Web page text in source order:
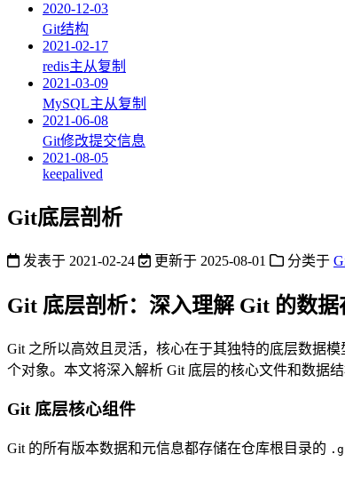
2020-12-03
Git结构
2021-02-17
redis主从复制
2021-03-09
MySQL主从复制
2021-06-08
Git修改提交信息
2021-08-05
keepalived
Git底层剖析
发表于 2021-02-24 更新于 2025-08-01 分类于
Git 底层剖析：深入理解 Git 的数据
Git 之所以高效且灵活，核心在于其独特的底层数据
个对象。本文将深入解析 Git 底层的核心文件和数据
Git 底层核心组件
Git 的所有版本数据和元信息都存储在仓库根目录的